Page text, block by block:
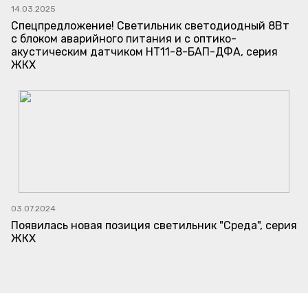
14.03.2025
Спецпредложение! Светильник светодиодный 8Вт
с блоком аварийного питания и с оптико-
акустическим датчиком НТ11-8-БАП-ДФА, серия
ЖКХ
03.07.2024
Появилась новая позиция светильник "Среда", серия
ЖКХ